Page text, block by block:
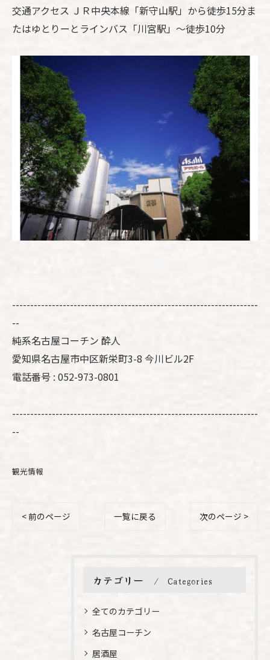
交通アクセス ＪＲ中央本線「新守山駅」から徒歩15分ま
たはゆとりーとラインバス「川宮駅」～徒歩10分
--------------------------------------------------------------------
--
純系名古屋コーチン 酔人
愛知県名古屋市中区新栄町3-8 今川ビル2F
電話番号 : 052-973-0801
--------------------------------------------------------------------
--
観光情報
< 前のページ 一覧に戻る 次のページ >
カテゴリー Categories
全てのカテゴリー
名古屋コーチン
居酒屋